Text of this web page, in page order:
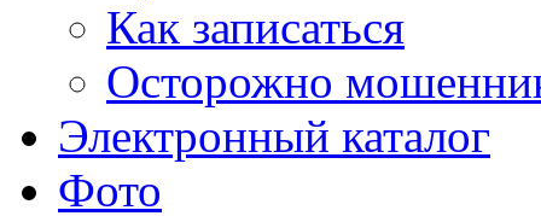
Как записаться
Осторожно
Электронный каталог
Фото